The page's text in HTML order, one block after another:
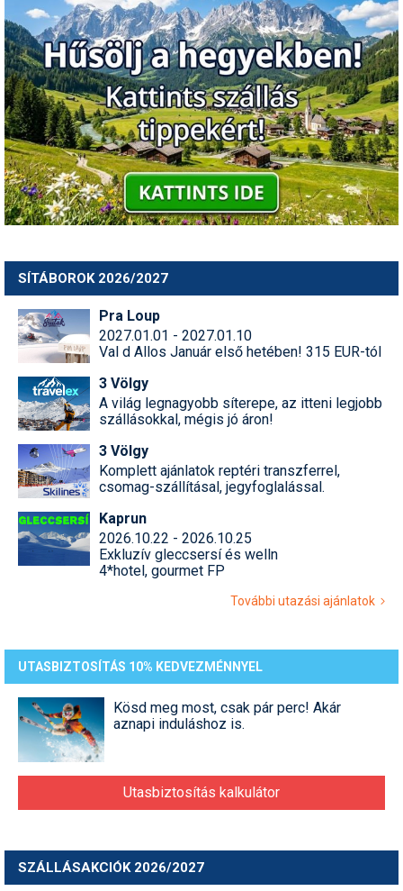
SÍTÁBOROK 2026/2027
Pra Loup
2027.01.01 - 2027.01.10
Val d Allos Január első hetében! 315 EUR-tól
3 Völgy
A világ legnagyobb síterepe, az itteni legjobb
szállásokkal, mégis jó áron!
3 Völgy
Komplett ajánlatok reptéri transzferrel,
csomag-szállításal, jegyfoglalással.
Kaprun
2026.10.22 - 2026.10.25
Exkluzív gleccsersí és welln
4*hotel, gourmet FP
További utazási ajánlatok
UTASBIZTOSÍTÁS 10% KEDVEZMÉNNYEL
Kösd meg most, csak pár perc! Akár
aznapi induláshoz is.
Utasbiztosítás kalkulátor
SZÁLLÁSAKCIÓK 2026/2027